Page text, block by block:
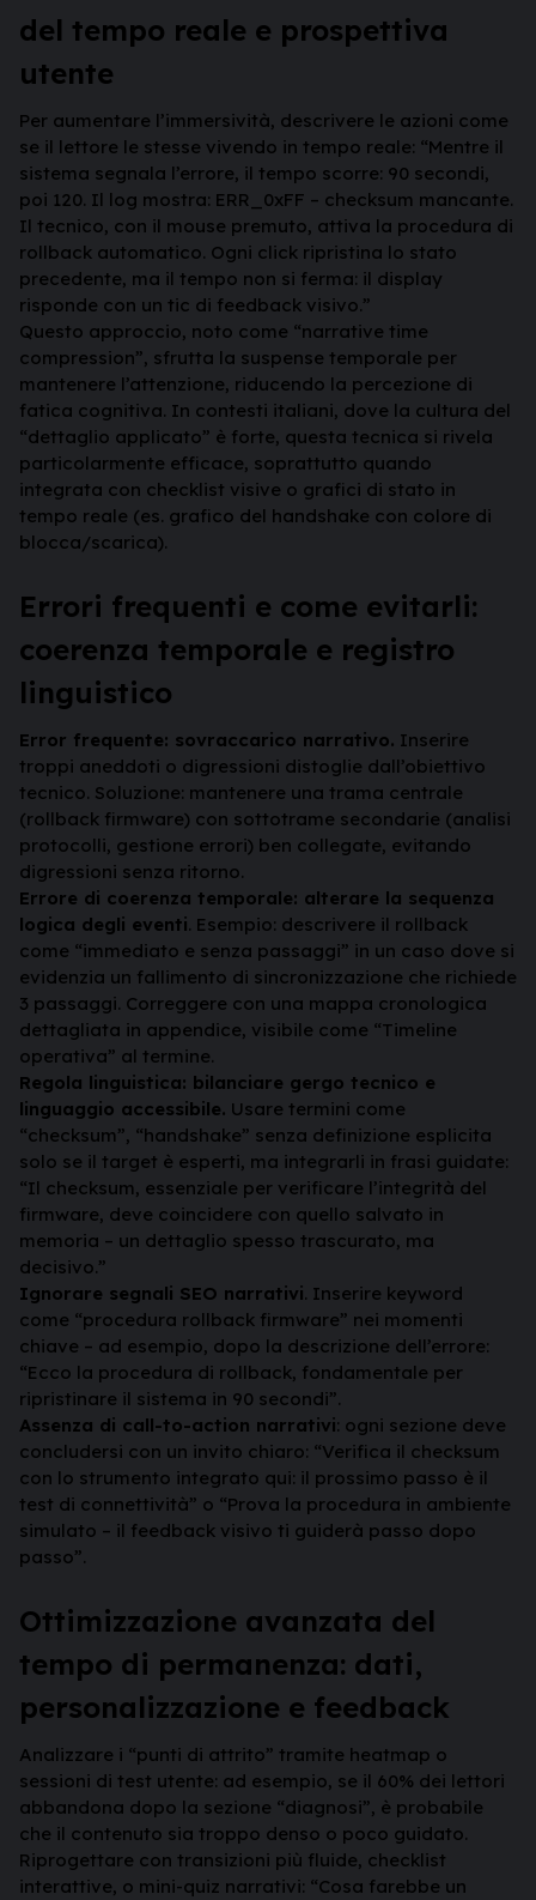
del tempo reale e prospettiva
utente
Per aumentare l’immersività, descrivere le azioni come
se il lettore le stesse vivendo in tempo reale: “Mentre il
sistema segnala l’errore, il tempo scorre: 90 secondi,
poi 120. Il log mostra: ERR_0xFF – checksum mancante.
Il tecnico, con il mouse premuto, attiva la procedura di
rollback automatico. Ogni click ripristina lo stato
precedente, ma il tempo non si ferma: il display
risponde con un tic di feedback visivo.”
Questo approccio, noto come “narrative time
compression”, sfrutta la suspense temporale per
mantenere l’attenzione, riducendo la percezione di
fatica cognitiva. In contesti italiani, dove la cultura del
“dettaglio applicato” è forte, questa tecnica si rivela
particolarmente efficace, soprattutto quando
integrata con checklist visive o grafici di stato in
tempo reale (es. grafico del handshake con colore di
blocca/scarica).
Errori frequenti e come evitarli:
coerenza temporale e registro
linguistico
Error frequente: sovraccarico narrativo. Inserire
troppi aneddoti o digressioni distoglie dall’obiettivo
tecnico. Soluzione: mantenere una trama centrale
(rollback firmware) con sottotrame secondarie (analisi
protocolli, gestione errori) ben collegate, evitando
digressioni senza ritorno.
Errore di coerenza temporale: alterare la sequenza
logica degli eventi. Esempio: descrivere il rollback
come “immediato e senza passaggi” in un caso dove si
evidenzia un fallimento di sincronizzazione che richiede
3 passaggi. Correggere con una mappa cronologica
dettagliata in appendice, visibile come “Timeline
operativa” al termine.
Regola linguistica: bilanciare gergo tecnico e
linguaggio accessibile. Usare termini come
“checksum”, “handshake” senza definizione esplicita
solo se il target è esperti, ma integrarli in frasi guidate:
“Il checksum, essenziale per verificare l’integrità del
firmware, deve coincidere con quello salvato in
memoria – un dettaglio spesso trascurato, ma
decisivo.”
Ignorare segnali SEO narrativi. Inserire keyword
come “procedura rollback firmware” nei momenti
chiave – ad esempio, dopo la descrizione dell’errore:
“Ecco la procedura di rollback, fondamentale per
ripristinare il sistema in 90 secondi”.
Assenza di call-to-action narrativi: ogni sezione deve
concludersi con un invito chiaro: “Verifica il checksum
con lo strumento integrato qui: il prossimo passo è il
test di connettività” o “Prova la procedura in ambiente
simulato – il feedback visivo ti guiderà passo dopo
passo”.
Ottimizzazione avanzata del
tempo di permanenza: dati,
personalizzazione e feedback
Analizzare i “punti di attrito” tramite heatmap o
sessioni di test utente: ad esempio, se il 60% dei lettori
abbandona dopo la sezione “diagnosi”, è probabile
che il contenuto sia troppo denso o poco guidato.
Riprogettare con transizioni più fluide, checklist
interattive, o mini-quiz narrativi: “Cosa farebbe un